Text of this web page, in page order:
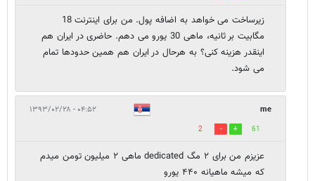
زیرساخت می خواهد به اضافه پول. من برای اینترنت 18
مگابیت بر ثانیه، ماهی 30 یورو می دهم. حاضری در ایران هم
اینقدر هزینه کنی؟ به هرحال در ایران هم همین حدودها تمام
می شود.
me ۰۴:۵۲ - ۱۳۹۳/۰۲/۲۸
61
2
عزیزم من برای ۲ مگ dedicated ماهی ۲ میلیون تومن میدم
که میشه ماهیانه ۴۴۰ یورو